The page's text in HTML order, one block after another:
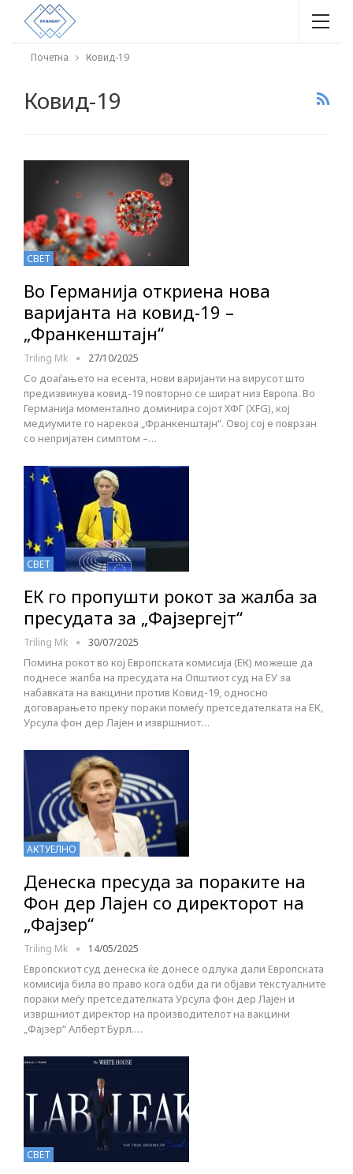
Почетна Ковид-19
Ковид-19
СВЕТ
Во Германија откриена нова
варијанта на ковид-19 –
„Франкенштајн“
Triling Mk 27/10/2025
Со доаѓањето на есента, нови варијанти на вирусот што
предизвикува ковид-19 повторно се шират низ Европа. Во
Германија моментално доминира сојот ХФГ (XFG), кој
медиумите го нарекоа „Франкенштајн“. Овој сој е поврзан
со непријатен симптом –…
СВЕТ
ЕК го пропушти рокот за жалба за
пресудата за „Фајзергејт“
Triling Mk 30/07/2025
Помина рокот во кој Европската комисија (ЕК) можеше да
поднесе жалба на пресудата на Општиот суд на ЕУ за
набавката на вакцини против Ковид-19, односно
договарањето преку пораки помеѓу претседателката на ЕК,
Урсула фон дер Лајен и извршниот…
АКТУЕЛНО
Денеска пресуда за пораките на
Фон дер Лајен со директорот на
„Фајзер“
Triling Mk 14/05/2025
Европскиот суд денеска ќе донесе одлука дали Европската
комисија била во право кога одби да ги објави текстуалните
пораки меѓу претседателката Урсула фон дер Лајен и
извршниот директор на производителот на вакцини
„Фајзер“ Алберт Бурл.…
СВЕТ